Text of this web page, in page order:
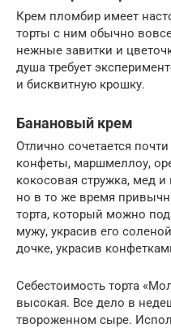
Крем пломбир имеет
торты с ним обычно
нежные завитки и
душа требует
и бисквитную крошку.
Банановый крем
Отлично сочетается
конфеты, маршмеллоу,
кокосовая стружка, мед
но в то же время
торта, который можно
мужу, украсив его
дочке, украсив
Себестоимость торта
высокая. Все дело в
твороженном сыре.